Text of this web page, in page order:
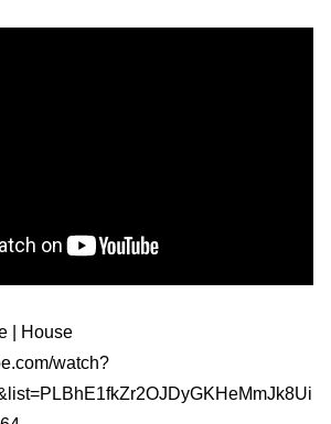
| House
watch?